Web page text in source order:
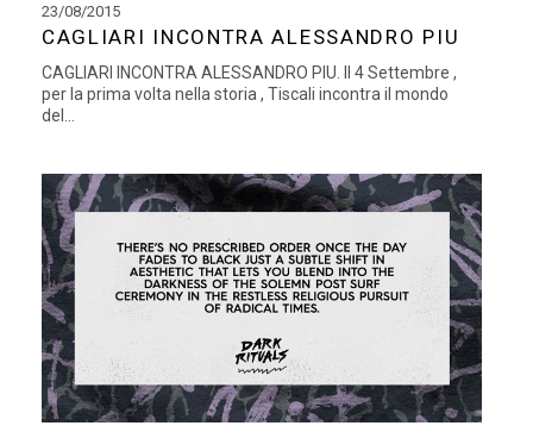
23/08/2015
CAGLIARI INCONTRA ALESSANDRO PIU
CAGLIARI INCONTRA ALESSANDRO PIU. Il 4 Settembre ,
per la prima volta nella storia , Tiscali incontra il mondo
del...